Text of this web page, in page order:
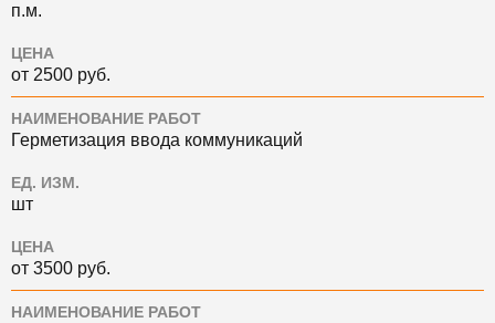
п.м.
ЦЕНА
от 2500 руб.
НАИМЕНОВАНИЕ РАБОТ
Герметизация ввода коммуникаций
ЕД. ИЗМ.
шт
ЦЕНА
от 3500 руб.
НАИМЕНОВАНИЕ РАБОТ